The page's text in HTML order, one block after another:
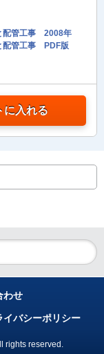
配管工事 2008年
配管工事 PDF版
に入れる
わせ
イバシーポリシー
rights reserved.